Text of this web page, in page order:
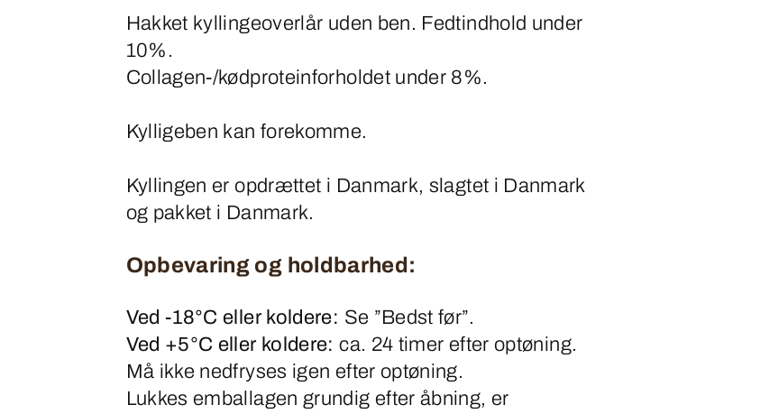
Hakket kyllingeoverlår uden ben. Fedtindhold under
10%.
Collagen-/kødproteinforholdet under 8%.
Kylligeben kan forekomme.
Kyllingen er opdrættet i Danmark, slagtet i Danmark
og pakket i Danmark.
Opbevaring og holdbarhed:
Ved -18°C eller koldere: Se ”Bedst før”.
Ved +5°C eller koldere: ca. 24 timer efter optøning.
Må ikke nedfryses igen efter optøning.
Lukkes emballagen grundig efter åbning, er